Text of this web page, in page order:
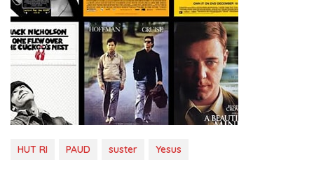
HUT RI PAUD suster Yesus